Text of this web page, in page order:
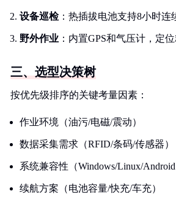
设备巡检：热插拔电池支持8小时连
野外作业 ：内置GPS和气压计，定
三、选型决策树
按优先级排序的关键考量因素：
作业环境（油污/电磁/震动）
数据采集需求（RFID/条码/传感器）
系统兼容性（Windows/Linux/Android
续航方案（电池容量/快充/车充）